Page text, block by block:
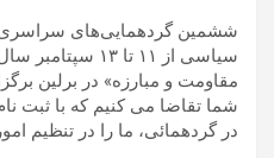
ششمین گردهمایی‌های سراسری
سیاسی از ١١ تا
مقاومت و مبارزه» در برلين
شما تقاضا می کنیم که با ثبت
در گردهمائی، ما را در تنظیم